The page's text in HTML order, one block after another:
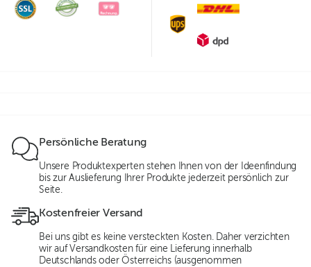
Persönliche Beratung
Unsere Produktexperten stehen Ihnen von der Ideenfindung
bis zur Auslieferung Ihrer Produkte jederzeit persönlich zur
Seite.
Kostenfreier Versand
Bei uns gibt es keine versteckten Kosten. Daher verzichten
wir auf Versandkosten für eine Lieferung innerhalb
Deutschlands oder Österreichs (ausgenommen